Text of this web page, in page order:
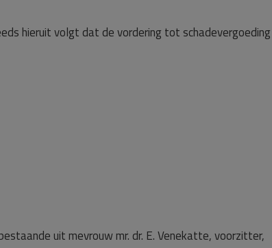
hieruit volgt dat de vordering tot schadevergoeding
uit mevrouw mr. dr. E. Venekatte, voorzitter,